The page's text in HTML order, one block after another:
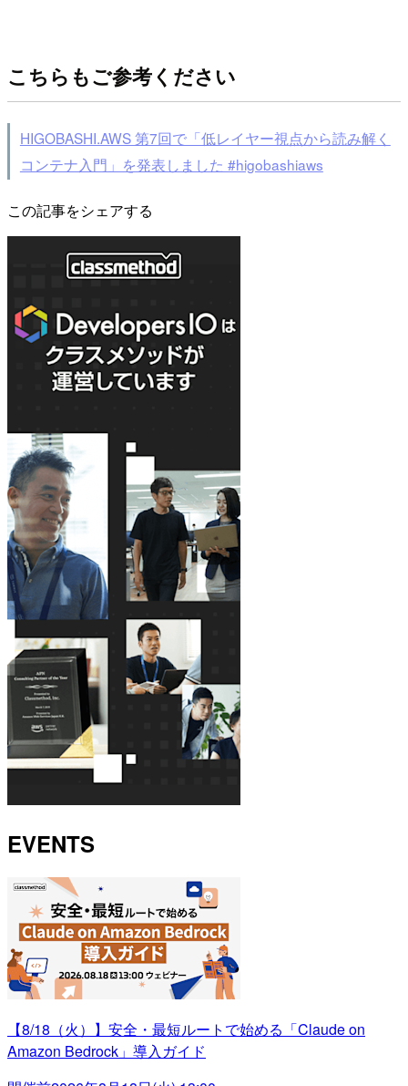
こちらもご参考ください
HIGOBASHI.AWS 第7回で「低レイヤー視点から読み解く
コンテナ入門」を発表しました #higobashiaws
この記事をシェアする
EVENTS
【8/18（火）】安全・最短ルートで始める「Claude on
Amazon Bedrock」導入ガイド